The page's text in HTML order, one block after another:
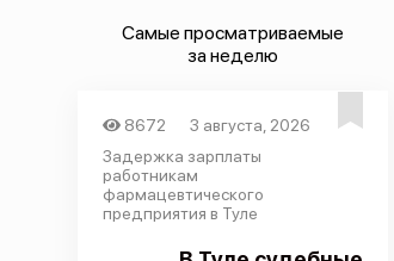
Самые просматриваемые
за неделю
8672
3 августа, 2026
Задержка зарплаты
работникам
фармацевтического
предприятия в Туле